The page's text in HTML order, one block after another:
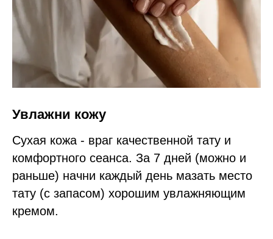
Увлажни кожу
Сухая кожа - враг качественной тату и
комфортного сеанса. За 7 дней (можно и
раньше) начни каждый день мазать место
тату (с запасом) хорошим увлажняющим
кремом.